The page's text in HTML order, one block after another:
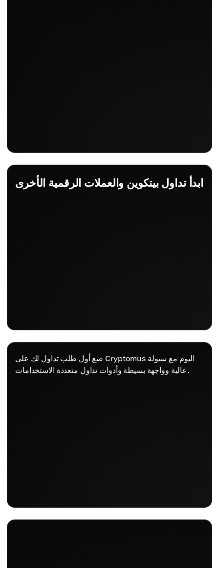
ابدأ تداول بيتكوين والعملات الرقمية الأخرى
ضع أول طلب تداول لك على Cryptomus اليوم مع سيولة
عالية وواجهة بسيطة وأدوات تداول متعددة الاستخدامات.